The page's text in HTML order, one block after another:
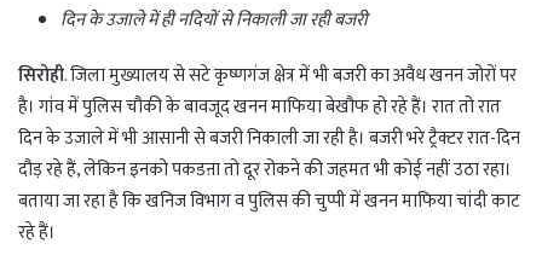
दिन के उजाले में ही नदियों से निकाली जा रही बजरी
सिरोही. जिला मुख्यालय से सटे कृष्णगंज क्षेत्र में भी बजरी का अवैध खनन जोरों पर
है। गांव में पुलिस चौकी के बावजूद खनन माफिया बेखौफ हो रहे हैं। रात तो रात
दिन के उजाले में भी आसानी से बजरी निकाली जा रही है। बजरी भरे ट्रैक्टर रात-दिन
दौड़ रहे हैं, लेकिन इनको पकडऩा तो दूर रोकने की जहमत भी कोई नहीं उठा रहा।
बताया जा रहा है कि खनिज विभाग व पुलिस की चुप्पी में खनन माफिया चांदी काट
रहे हैं।